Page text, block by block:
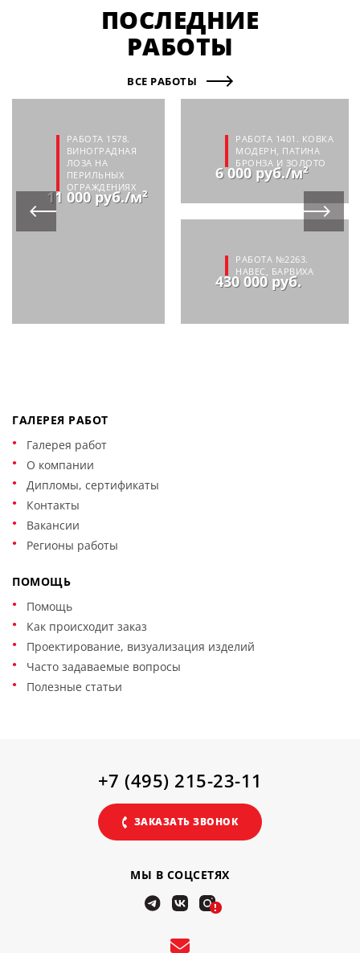
ПОСЛЕДНИЕ
РАБОТЫ
ВСЕ РАБОТЫ
РАБОТА 1578.
ВИНОГРАДНАЯ
ЛОЗА НА
ПЕРИЛЬНЫХ
ОГРАЖДЕНИЯХ
11 000 руб./м²
РАБОТА 1401. КОВКА
МОДЕРН, ПАТИНА
БРОНЗА И ЗОЛОТО
6 000 руб./м²
РАБОТА №2263.
НАВЕС, БАРВИХА
430 000 руб.
ГАЛЕРЕЯ РАБОТ
Галерея работ
О компании
Дипломы, сертификаты
Контакты
Вакансии
Регионы работы
ПОМОЩЬ
Помощь
Как происходит заказ
Проектирование, визуализация изделий
Часто задаваемые вопросы
Полезные статьи
МЫ В СОЦСЕТЯХ
!
+7 (495) 215-23-11
ЗАКАЗАТЬ ЗВОНОК